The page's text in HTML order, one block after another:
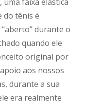
do tênis é
durante o
quando ele
original por
aos nossos
durante a sua
era realmente